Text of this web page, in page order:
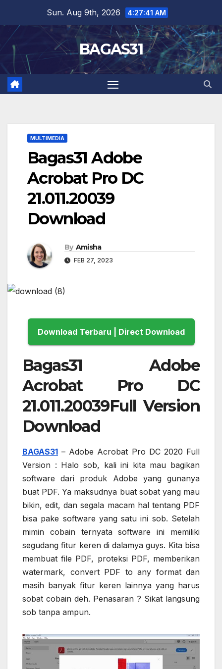
content
Sun. Aug 9th, 2026 4:27:42 AM
BAGAS31
MULTIMEDIA
Bagas31 Adobe
Acrobat Pro DC
21.011.20039
Download
By Amisha
FEB 27, 2023
Download Terbaru | Direct Download
Bagas31 Adobe
Acrobat Pro DC
21.011.20039Full Version
Download
BAGAS31 – Adobe Acrobat Pro DC 2020 Full
Version : Halo sob, kali ini kita mau bagikan
software dari produk Adobe yang gunanya
buat PDF. Ya maksudnya buat sobat yang mau
bikin, edit, dan segala macam hal tentang PDF
bisa pake software yang satu ini sob. Setelah
mimin cobain ternyata software ini memiliki
segudang fitur keren di dalamya guys. Kita bisa
membuat file PDF, proteksi PDF, memberikan
watermark, convert PDF to any format dan
masih banyak fitur keren lainnya yang harus
sobat cobain deh. Penasaran ? Sikat langsung
sob tanpa ampun.